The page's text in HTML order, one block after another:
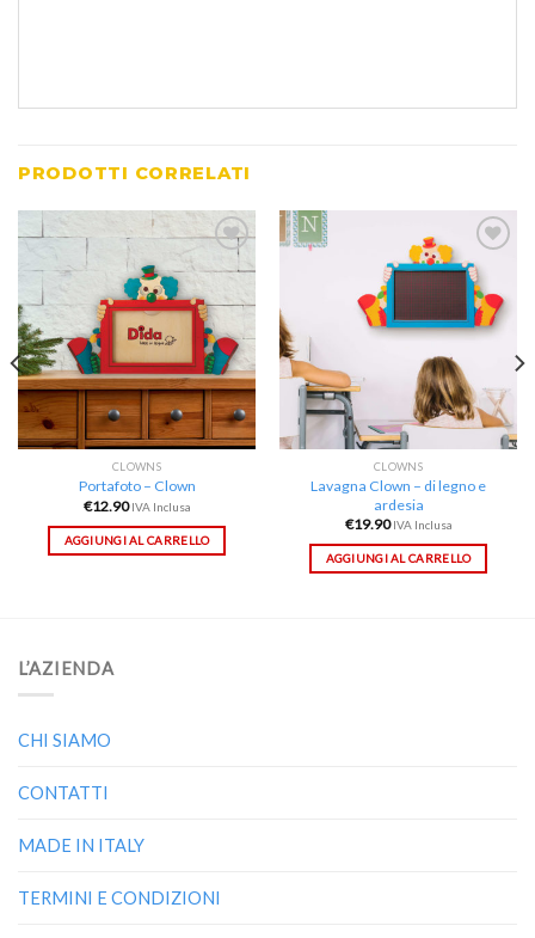
PRODOTTI CORRELATI
Aggiungi
alla lista
dei
desideri
CLOWNS
Portafoto – Clown
€12.90 IVA Inclusa
AGGIUNGI AL CARRELLO
Aggiungi
alla lista
dei
desideri
CLOWNS
Lavagna Clown – di legno e
ardesia
€19.90 IVA Inclusa
AGGIUNGI AL CARRELLO
L’AZIENDA
CHI SIAMO
CONTATTI
MADE IN ITALY
TERMINI E CONDIZIONI